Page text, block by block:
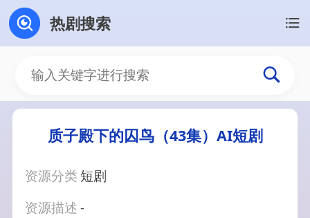
热剧搜索
质子殿下的囚鸟（43集）AI短剧
资源分类 短剧
资源描述-